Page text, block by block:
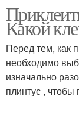
Плинтус
Какой
Перед тем, как
необходимо
изначально
плинтус ,